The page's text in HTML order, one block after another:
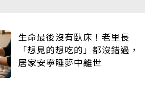
生命最後沒有臥床！老里長
「想見的想吃的」都沒錯過，
居家安寧睡夢中離世